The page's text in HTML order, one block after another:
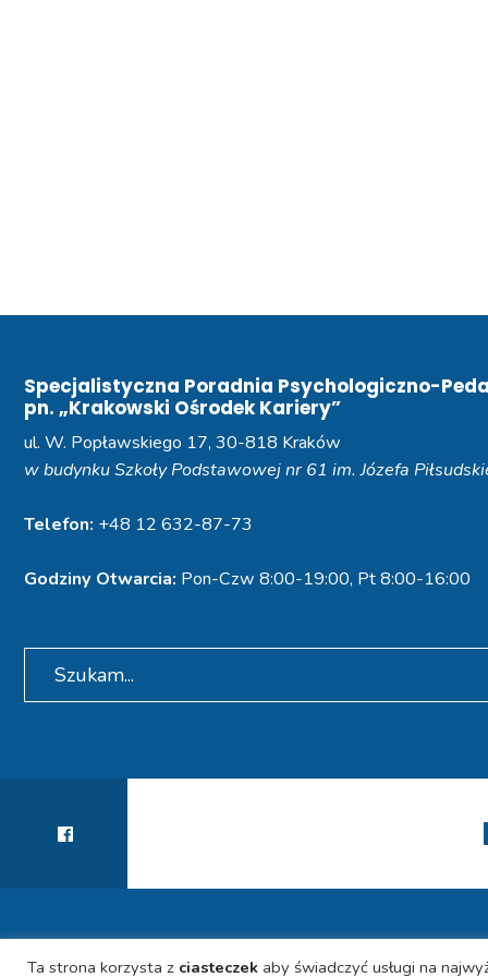
Specjalistyczna Poradnia Psychologiczno-
pn. „Krakowski Ośrodek Kariery”
ul. W. Popławskiego 17, 30-818 Kraków
w budynku Szkoły Podstawowej nr 61 im. Józefa
Telefon: +48 12 632-87-73
Godziny Otwarcia: Pon-Czw 8:00-19:00, Pt 8:00-16:00
© 2021 SPECJALISTYCZNA
Ta strona korzysta z ciasteczek aby świadczyć usługi na